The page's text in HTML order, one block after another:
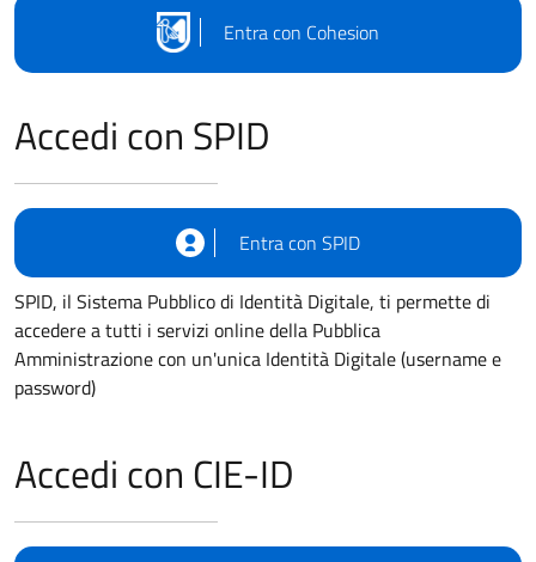
Entra con Cohesion
Accedi con SPID
Entra con SPID
SPID, il Sistema Pubblico di Identità Digitale, ti permette di
accedere a tutti i servizi online della Pubblica
Amministrazione con un'unica Identità Digitale (username e
password)
Accedi con CIE-ID